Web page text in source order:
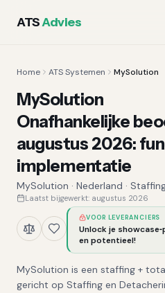
ATSAdvies
Home ATS Systemen MySolution
MySolution
Onafhankelijke
augustus 2026:
implementatie
MySolution · Nederland ·
Laatst bijgewerkt: augustus 2026
VOOR LEVERANCIERS
Unlock je
en potentieel!
MySolution is een staffing +
gericht op Staffing en